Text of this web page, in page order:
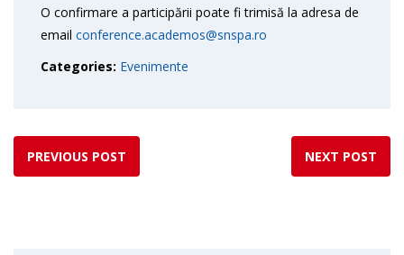
O confirmare a participării poate fi trimisă la adresa de
email conference.academos@snspa.ro
Categories: Evenimente
PREVIOUS POST NEXT POST